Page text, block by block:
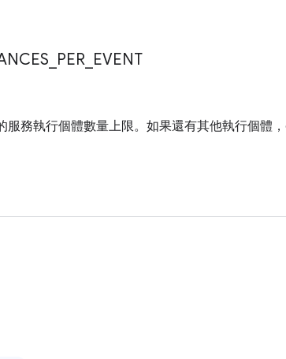
PER EVENT
服務執行個體數量上限。如果還有其他執行個體